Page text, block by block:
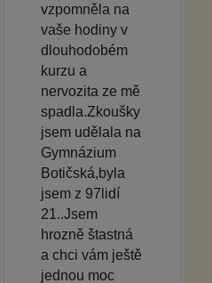
vzpomněla na
vaše hodiny v
dlouhodobém
kurzu a
nervozita ze mě
spadla.Zkoušky
jsem udělala na
Gymnázium
Botičská,byla
jsem z 97lidí
21..Jsem
hrozně štastná
a chci vám ještě
jednou moc